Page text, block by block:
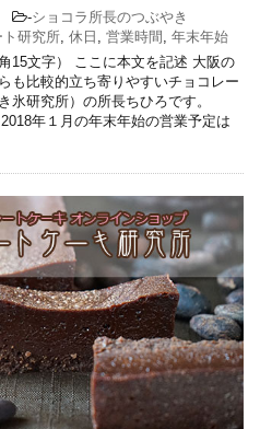
-ショコラ所長のつぶやき
研究所 休日 営業時間 年末年始
15文字） ここに本文を記述 大阪の
も比較的立ち寄りやすいチョコレー
氷研究所）の所長ちひろです。
年１月の年末年始の営業予定は